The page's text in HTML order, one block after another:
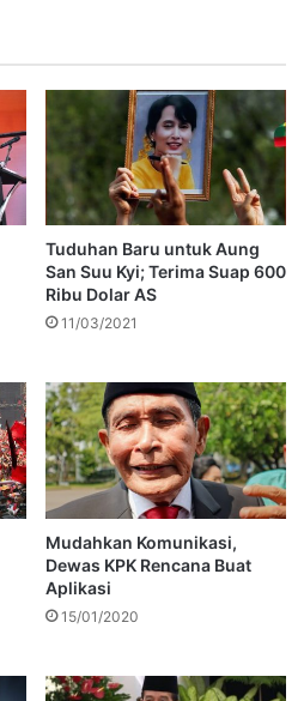
Tuduhan Baru untuk Aung
San Suu Kyi; Terima Suap 600
Ribu Dolar AS
11/03/2021
Mudahkan Komunikasi,
Dewas KPK Rencana Buat
Aplikasi
15/01/2020